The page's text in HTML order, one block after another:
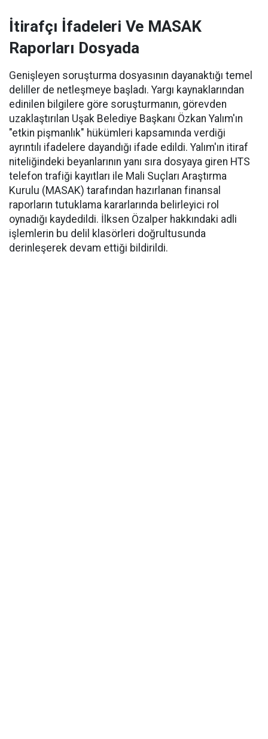
İtirafçı İfadeleri Ve MASAK
Raporları Dosyada
Genişleyen soruşturma dosyasının dayanaktığı temel
deliller de netleşmeye başladı. Yargı kaynaklarından
edinilen bilgilere göre soruşturmanın, görevden
uzaklaştırılan Uşak Belediye Başkanı Özkan Yalım'ın
"etkin pişmanlık" hükümleri kapsamında verdiği
ayrıntılı ifadelere dayandığı ifade edildi. Yalım'ın itiraf
niteliğindeki beyanlarının yanı sıra dosyaya giren HTS
telefon trafiği kayıtları ile Mali Suçları Araştırma
Kurulu (MASAK) tarafından hazırlanan finansal
raporların tutuklama kararlarında belirleyici rol
oynadığı kaydedildi. İlksen Özalper hakkındaki adli
işlemlerin bu delil klasörleri doğrultusunda
derinleşerek devam ettiği bildirildi.